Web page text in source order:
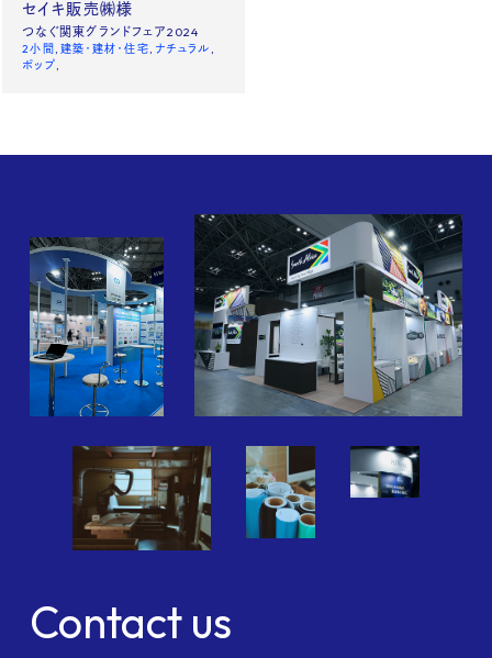
Instagram
タックチャンネル【ものづくり】
セイキ販売㈱様
つなぐ関東グランドフェア2024
2小間 建築・建材・住宅 ナチュラル
ポップ
Contact us